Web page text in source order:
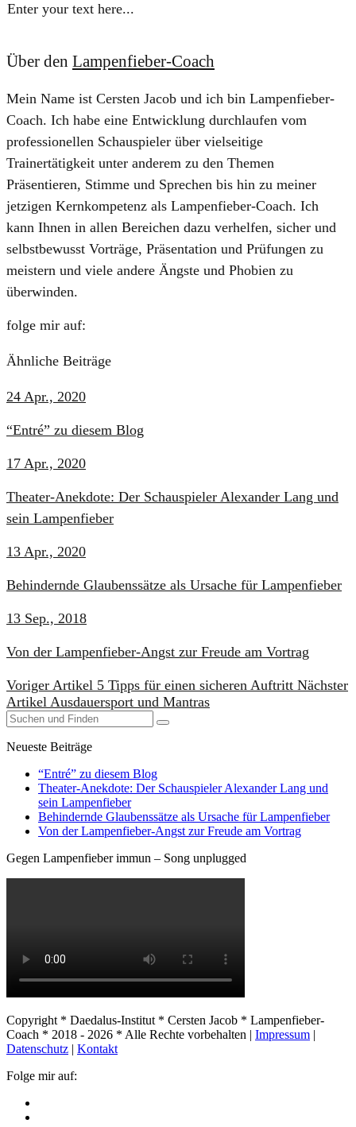
Enter your text here...
Über den Lampenfieber-Coach
Mein Name ist Cersten Jacob und ich bin Lampenfieber-
Coach. Ich habe eine Entwicklung durchlaufen vom
professionellen Schauspieler über vielseitige
Trainertätigkeit unter anderem zu den Themen
Präsentieren, Stimme und Sprechen bis hin zu meiner
jetzigen Kernkompetenz als Lampenfieber-Coach. Ich
kann Ihnen in allen Bereichen dazu verhelfen, sicher und
selbstbewusst Vorträge, Präsentation und Prüfungen zu
meistern und viele andere Ängste und Phobien zu
überwinden.
folge mir auf:
Ähnliche Beiträge
24 Apr., 2020
“Entré” zu diesem Blog
17 Apr., 2020
Theater-Anekdote: Der Schauspieler Alexander Lang und
sein Lampenfieber
13 Apr., 2020
Behindernde Glaubenssätze als Ursache für Lampenfieber
13 Sep., 2018
​Von der Lampenfieber-Angst zur Freude am Vortrag
Voriger Artikel 5 Tipps für einen sicheren Auftritt Nächster
Artikel Ausdauersport und Mantras
Neueste Beiträge
“Entré” zu diesem Blog
Theater-Anekdote: Der Schauspieler Alexander Lang und
sein Lampenfieber
Behindernde Glaubenssätze als Ursache für Lampenfieber
​Von der Lampenfieber-Angst zur Freude am Vortrag
Gegen Lampenfieber immun – Song unplugged
Copyright * Daedalus-Institut * Cersten Jacob * Lampenfieber-
Coach * 2018 - 2026 * Alle Rechte vorbehalten | Impressum |
Datenschutz | Kontakt
Folge mir auf: